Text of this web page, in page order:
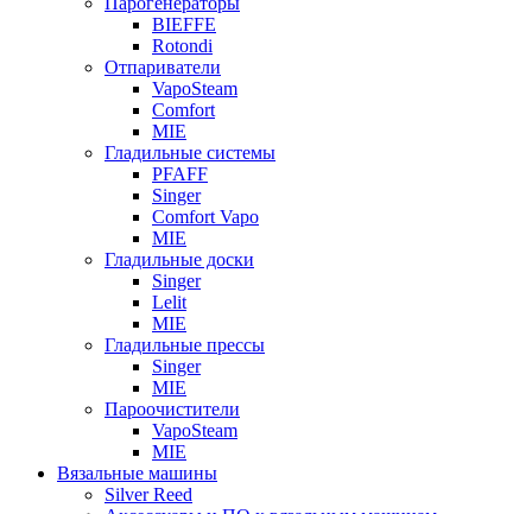
BIEFFE
Rotondi
Отпариватели
VapoSteam
Comfort
MIE
Гладильные системы
PFAFF
Singer
Comfort Vapo
MIE
Гладильные доски
Singer
Lelit
MIE
Гладильные прессы
Singer
MIE
Пароочистители
VapoSteam
MIE
Вязальные машины
Silver Reed